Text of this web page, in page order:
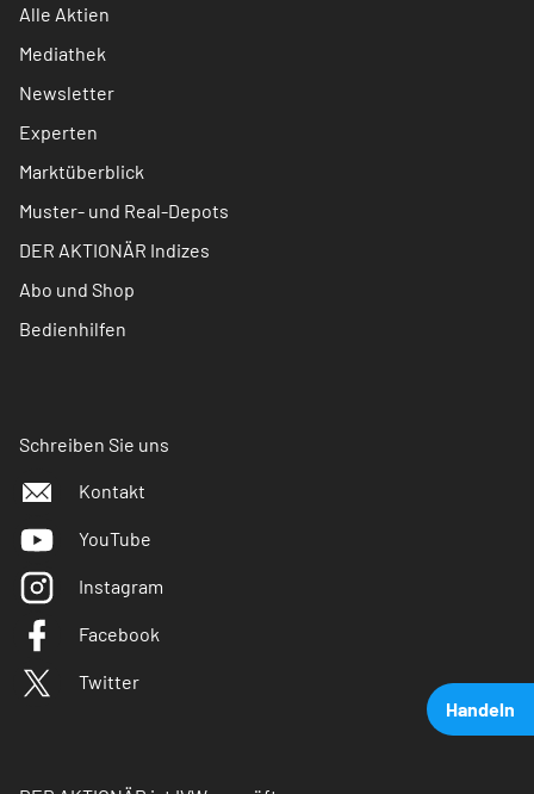
Handeln
Alle Aktien
Mediathek
Newsletter
Experten
Marktüberblick
Muster- und Real-Depots
DER AKTIONÄR Indizes
Abo und Shop
Bedienhilfen
Schreiben Sie uns
Kontakt
YouTube
Instagram
Facebook
Twitter